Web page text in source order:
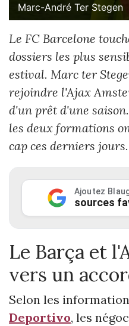
Marc-André Ter Stegen
Le FC Barcelone
dossiers les plus
estival. Marc ter
rejoindre l'Ajax
d'un prêt d'une
les deux formations
cap ces derniers jours.
Ajoutez
sources
Le Barça et
vers un
Selon les
Deportivo, les